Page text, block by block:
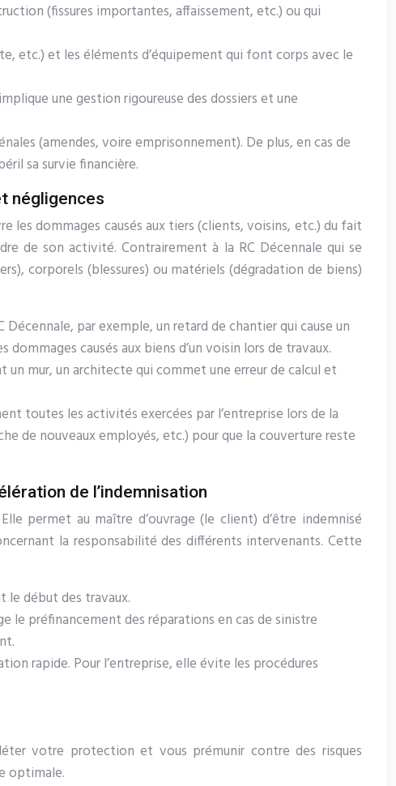
(fissures importantes, affaissement, etc.) ou qui
etc.) et les éléments d’équipement qui font corps avec le
une gestion rigoureuse des dossiers et une
(amendes, voire emprisonnement). De plus, en cas de
sa survie financière.
négligences
les dommages causés aux tiers (clients, voisins, etc.) du fait
de son activité. Contrairement à la RC Décennale qui se
corporels (blessures) ou matériels (dégradation de biens)
par exemple, un retard de chantier qui cause un
causés aux biens d’un voisin lors de travaux.
mur, un architecte qui commet une erreur de calcul et
toutes les activités exercées par l’entreprise lors de la
de nouveaux employés, etc.) pour que la couverture reste
de l’indemnisation
permet au maître d’ouvrage (le client) d’être indemnisé
la responsabilité des différents intervenants. Cette
le début des travaux.
le préfinancement des réparations en cas de sinistre
rapide. Pour l’entreprise, elle évite les procédures
votre protection et vous prémunir contre des risques
optimale.